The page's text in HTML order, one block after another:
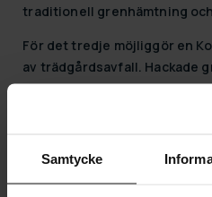
Samtycke
traditionell grenhämtning
För det tredje möjliggör en
av trädgårdsavfall. Hackade
kompostering, vilket
och främjar hållbart
hjälper till att minska ogräs
En Kompostkvarn förbättrar